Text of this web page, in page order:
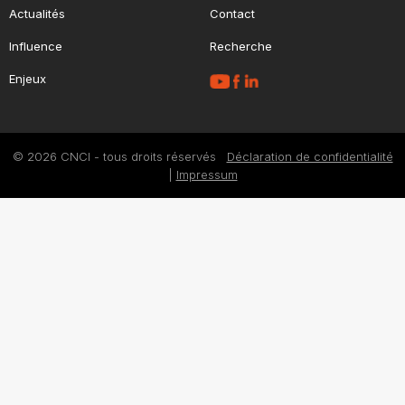
Actualités
Influence
Enjeux
Contact
Recherche
© 2026 CNCI - tous droits réservés Déclaration de confidentialité
Impressum